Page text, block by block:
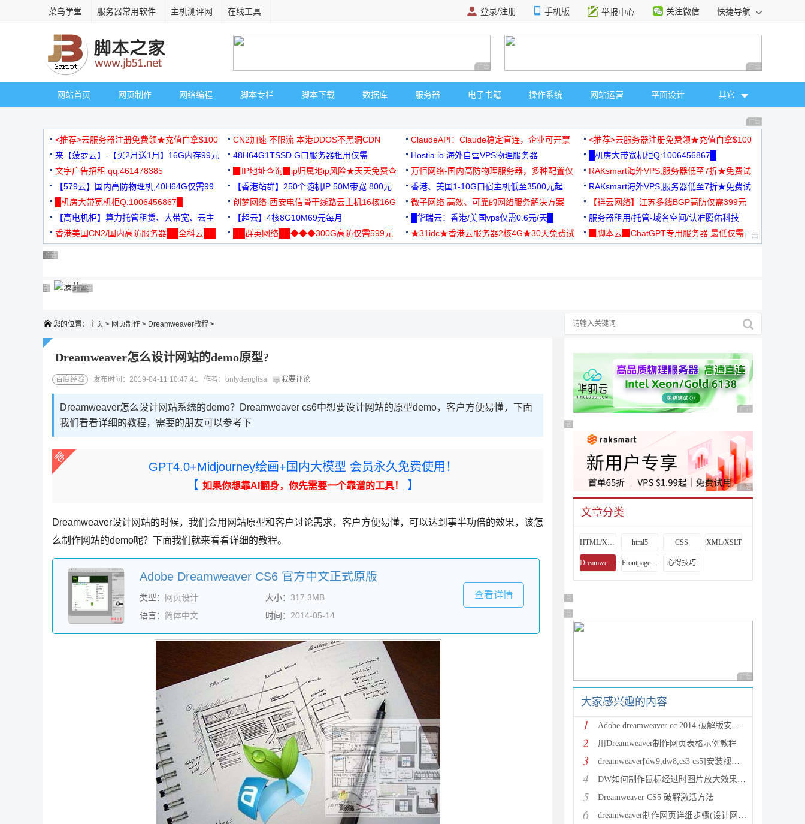
菜鸟学堂 服务器常用软件 主机测评网 在线工具 登录/注册 手机版 举报中心 关注微信 快捷导航
广告 商业广告，理性选择 广告 商业广告，理
网站首页 网页制作 网络编程 脚本专栏 脚本下载 数据库 服务器 电子书籍 操作系统 网站运营 平面设计 其它
广告 商业广告，理
<推荐>云服务器注册免费领★充值白拿$100 CN2加速 不限流 本港DDOS不黑洞CDN ClaudeAPI：Claude稳定直连，企业可开票
<推荐>云服务器注册免费领★充值白拿$100
来【菠萝云】-【买2月送1月】16G内存99元
48H64G1TSSD G口服务器租用仅需
3000+可免费测试
Hostia.io 海外自营VPS物理服务器
█机房大带宽机柜Q:1006456867█
文字广告招租 qq:461478385
▉IP地址查询▉ip归属地ip风险★天天免费查
万恒网络-国内高防物理服务器，多种配置仅
99元/月起
RAKsmart海外VPS,服务器低至7折★免费试
用★
【579云】国内高防物理机,40H64G仅需99
元
【香港站群】250个随机IP 50M带宽 800元 香港、美国1-10G口宿主机低至3500元起
RAKsmart海外VPS,服务器低至7折★免费试
用★
█机房大带宽机柜Q:1006456867█
创梦网络-西安电信骨干线路云主机16核16G
88元/月
微子网络 高效、可靠的网络服务解决方案
【祥云网络】江苏多线BGP高防仅需399元
【高电机柜】算力托管租赁、大带宽、云主
机
【超云】4核8G10M69元每月 █华瑞云：香港/美国vps仅需0.6元/天█
服务器租用/托管-域名空间/认准腾佑科技
香港美国CN2/国内高防服务器██全科云██
██群英网络██◆◆◆300G高防仅需599元
★31idc★香港云服务器2核4G★30天免费试
▉脚本云▉ChatGPT专用服务器 最低仅需
广告 商业广告，理性选择
广告 商业广告，理性选择
广告 商业广告，理性选择
广告 商业广告，理性选择
广告 商业广告，理性选择
广告 商业广告，理性选择
广告 商业广告，理性选择
广告 商业广告，理性选择广告 商业广告，理性选择
广告 商业广告，理性选择
您的位置： 主页 > 网页制作 > Dreamweaver教程 >
Dreamweaver怎么设计网站的demo原型?
百度经验 发布时间：2019-04-11 10:47:41 作者：onlydenglisa 我要评论
Dreamweaver怎么设计网站系统的demo？Dreamweaver cs6中想要设计网站的原型demo，客户方便易懂，下面
我们看看详细的教程，需要的朋友可以参考下
GPT4.0+Midjourney绘画+国内大模型 会员永久免费使用！
【 如果你想靠AI翻身，你先需要一个靠谱的工具！ 】
Dreamweaver设计网站的时候，我们会用网站原型和客户讨论需求，客户方便易懂，可以达到事半功倍的效果，该怎
么制作网站的demo呢？下面我们就来看看详细的教程。
Adobe Dreamweaver CS6 官方中文正式原版
类型： 网页设计 大小： 317.3MB
语言： 简体中文 时间： 2014-05-14
查看详情
广告 商业广告，理性
广告 商业广告，理性选择
广告 商业广告，理性
文章分类
HTML/Xhtml html5 CSS XML/XSLT
Dreamweaver教程 Frontpage教程 心得技巧
广告 商业广告，理性选择
广告 商业广告，理性选择
广告 商业广告，理性
大家感兴趣的内容
1 Adobe dreamweaver cc 2014 破解版安装方法教程
2 用Dreamweaver制作网页表格示例教程
3 dreamweaver[dw9,dw8,cs3 cs5]安装视频教程
4 DW如何制作鼠标经过时图片放大效果示例教程
5 Dreamweaver CS5 破解激活方法
6 dreamweaver制作网页详细步骤(设计网站首页)